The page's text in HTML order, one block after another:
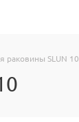
раковины SLUN 10